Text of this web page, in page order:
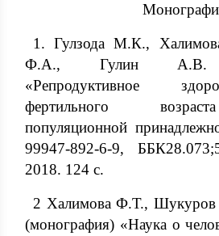
1. Гулзода М.К.,
Ф.А., Гулин А.В.
«Репродуктивное
фертильного
популяционной
99947-892-6-9,
2018. 124 с.
2 Халимова Ф.Т.,
(монография) «Наука о